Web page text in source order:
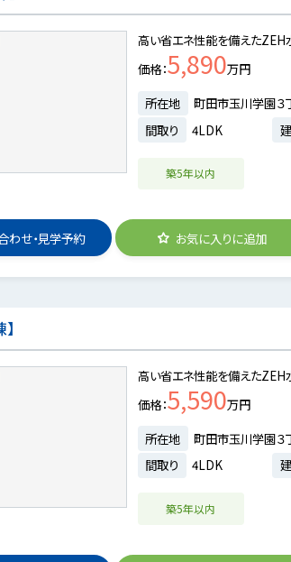
高い省エネ性能を備えた
価格 5,890万円
所在地
町田市玉川学園３
間取り
4LDK
築5年以内
わせ・見学予約 お気に入りに追加
高い省エネ性能を備えた
価格 5,590万円
所在地
町田市玉川学園３
間取り
4LDK
築5年以内